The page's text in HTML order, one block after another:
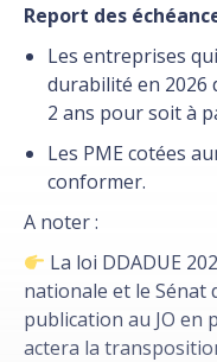
Report des
Les entreprises
durabilité en 2026
2 ans pour soit à
Les PME cotées
conformer.
A noter :
La loi DDADUE
nationale et le Sénat
publication au JO en
actera la